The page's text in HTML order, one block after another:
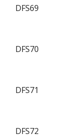
DFS69
DFS70
DFS71
DFS72